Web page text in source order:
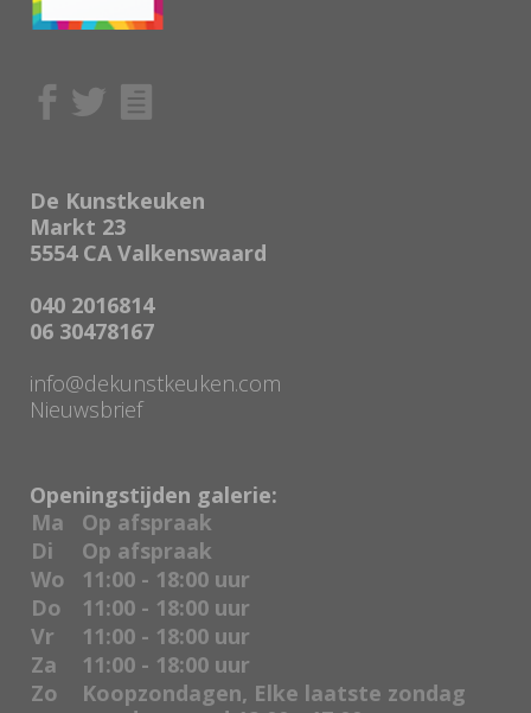
De Kunstkeuken
Markt 23
5554 CA Valkenswaard
040 2016814
06 30478167
info@dekunstkeuken.com
Nieuwsbrief
Openingstijden galerie:
Ma
Op afspraak
Di
Op afspraak
Wo
11:00 - 18:00 uur
Do
11:00 - 18:00 uur
Vr
11:00 - 18:00 uur
Za
11:00 - 18:00 uur
Zo
Koopzondagen, Elke laatste zondag